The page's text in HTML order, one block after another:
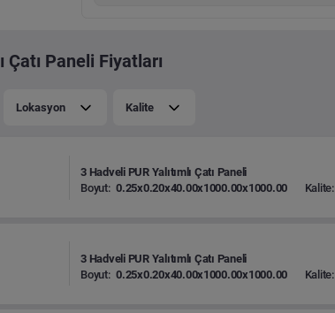
Çatı Paneli Fiyatları
Lokasyon Kalite
3 Hadveli PUR Yalıtımlı Çatı Paneli
Boyut: 0.25x0.20x40.00x1000.00x1000.00 Kalite:
3 Hadveli PUR Yalıtımlı Çatı Paneli
Boyut: 0.25x0.20x40.00x1000.00x1000.00 Kalite: